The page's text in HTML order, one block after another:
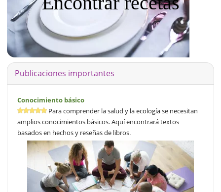
Publicaciones importantes
Conocimiento básico
Para comprender la salud y la ecología se necesitan
amplios conocimientos básicos. Aquí encontrará textos
basados en hechos y reseñas de libros.